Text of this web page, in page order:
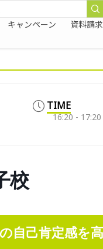
キャンペーン 資料請求
TIME
16:20 - 17:20
校
自己肯定感を